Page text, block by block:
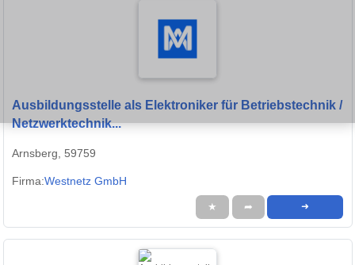
Ausbildungsstelle als Elektroniker für Betriebstechnik /
Netzwerktechnik...
Arnsberg, 59759
Firma:Westnetz GmbH
★ ➦ ➜